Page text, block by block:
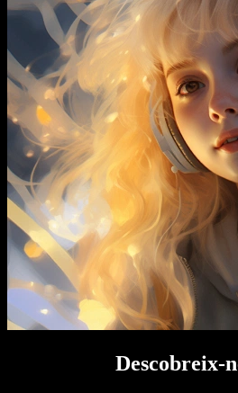
Descobreix-